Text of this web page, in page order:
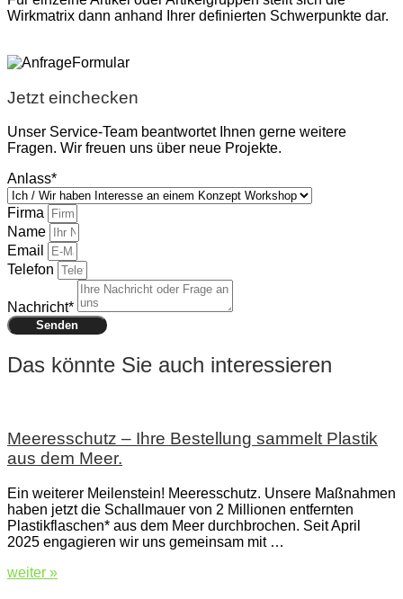
Wirkmatrix dann anhand Ihrer definierten Schwerpunkte dar.
Jetzt einchecken
Unser Service-Team beantwortet Ihnen gerne weitere
Fragen. Wir freuen uns über neue Projekte.
Anlass*
Firma
Name
Email
Telefon
Nachricht*
Senden
Das könnte Sie auch interessieren
Meeresschutz – Ihre Bestellung sammelt Plastik
aus dem Meer.
Ein weiterer Meilenstein! Meeresschutz. Unsere Maßnahmen
haben jetzt die Schallmauer von 2 Millionen entfernten
Plastikflaschen* aus dem Meer durchbrochen. Seit April
2025 engagieren wir uns gemeinsam mit …
weiter »